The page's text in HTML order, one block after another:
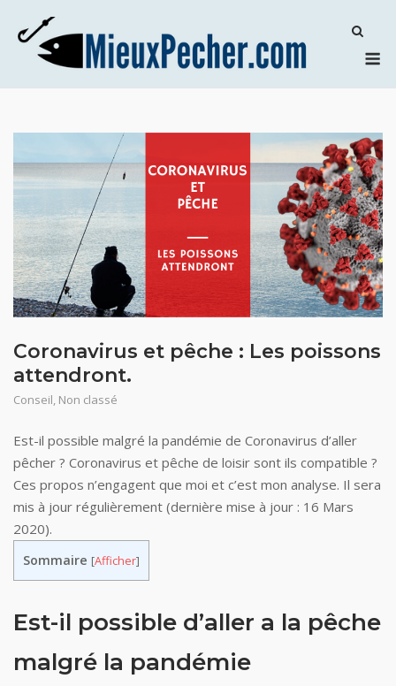
content
Coronavirus et pêche : Les poissons
attendront.
Conseil, Non classé
Est-il possible malgré la pandémie de Coronavirus d’aller
pêcher ? Coronavirus et pêche de loisir sont ils compatible ?
Ces propos n’engagent que moi et c’est mon analyse. Il sera
mis à jour régulièrement (dernière mise à jour : 16 Mars
2020).
Sommaire [Afficher]
Est-il possible d’aller a la pêche
malgré la pandémie